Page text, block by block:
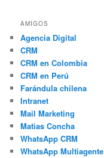
AMIGOS
Agencia Digital
CRM
CRM en Colombia
CRM en Perú
Farándula chilena
Intranet
Mail Marketing
Matias Concha
WhatsApp CRM
WhatsApp Multiagente